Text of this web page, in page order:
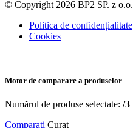
© Copyright 2026 BP2 SP. z o.o.
Politica de confidențialitate
Cookies
Motor de comparare a produselor
Numărul de produse selectate: /3
Comparați Curat